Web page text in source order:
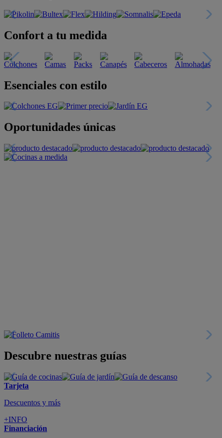
Confort a tu medida
Esenciales con estilo
Oportunidades únicas
Descubre nuestras guías
Tarjeta
Descuentos y más
+INFO
Financiación